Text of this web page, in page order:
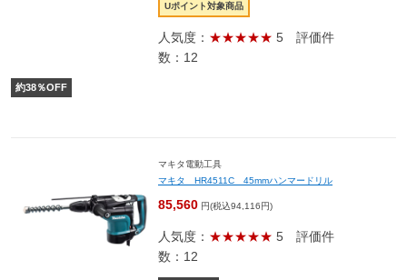
Uポイント対象商品
人気度： ★★★★★ 5 評価件
数：12
約38％OFF
マキタ電動工具
マキタ HR4511C 45mmハンマードリル
85,560 円(税込94,116円)
人気度： ★★★★★ 5 評価件
数：12